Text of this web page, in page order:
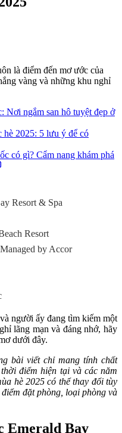
là điểm đến mơ ước của
vàng và những khu nghỉ
Nơi ngắm san hô tuyệt đẹp ở
2025: 5 lưu ý để có
có gì? Cẩm nang khám phá
Resort & Spa
Resort
by Accor
người ấy đang tìm kiếm một
lãng mạn và đáng nhớ, hãy
dưới đây.
bài viết chỉ mang tính chất
điểm hiện tại và các năm
hè 2025 có thể thay đổi tùy
đặt phòng, loại phòng và
Emerald Bay